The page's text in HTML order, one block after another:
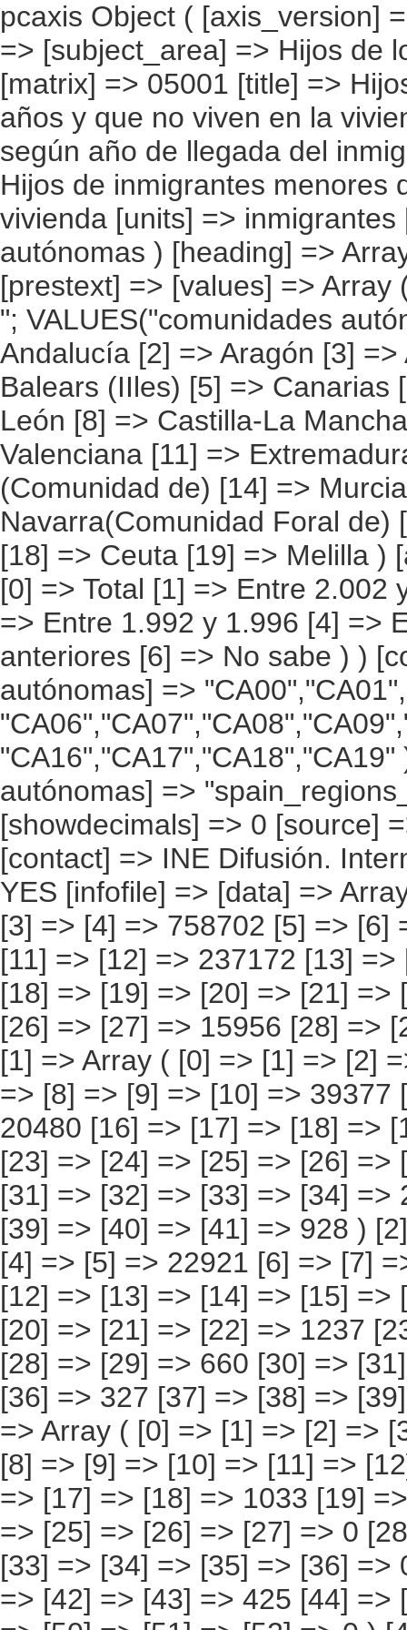
pcaxis Object ( [axis_version] => [creation_date] => 20080709 [note] => [subject_area] => Hijos de los inmigrantes [subject_code] => 05 [matrix] => 05001 [title] => Hijos de inmigrantes menores de 16 años y que no viven en la vivienda, por comunidad autónoma, según año de llegada del inmigrante [description] => [contents] => Hijos de inmigrantes menores de 16 años y que no viven en la vivienda [units] => inmigrantes [stub] => Array ( [0] => comunidades autónomas ) [heading] => Array ( [0] => año de llegada a España ) [prestext] => [values] => Array ( [:www.ine.es tel: " "+34 91 5839100 "; VALUES("comunidades autónomas] => Array ( [0] => Total [1] => Andalucía [2] => Aragón [3] => Asturias (Principado de) [4] => Balears (IIles) [5] => Canarias [6] => Cantabria [7] => Castilla y León [8] => Castilla-La Mancha [9] => Catalunya [10] => Comunitat Valenciana [11] => Extremadura [12] => Galicia [13] => Madrid (Comunidad de) [14] => Murcia(Región de) [15] => Navarra(Comunidad Foral de) [16] => País Vasco [17] => Rioja (La) [18] => Ceuta [19] => Melilla ) [año de llegada a España ] => Array ( [0] => Total [1] => Entre 2.002 y 2.007 [2] => Entre 1.997 y 2.001 [3] => Entre 1.992 y 1.996 [4] => Entre 1.987 y 1.991 [5] => 1.986 y anteriores [6] => No sabe ) ) [codes] => Array ( [comunidades autónomas] => "CA00","CA01","CA02","CA03","CA04","CA05", "CA06","CA07","CA08","CA09","CA10","CA11","CA12","CA13","CA14","CA15", "CA16","CA17","CA18","CA19" ) [map] => Array ( [comunidades autónomas] => "spain_regions_img_ind" ) [decimals] => 0 [showdecimals] => 0 [source] => Instituto Nacional de Estadística [contact] => INE Difusión. Internet: